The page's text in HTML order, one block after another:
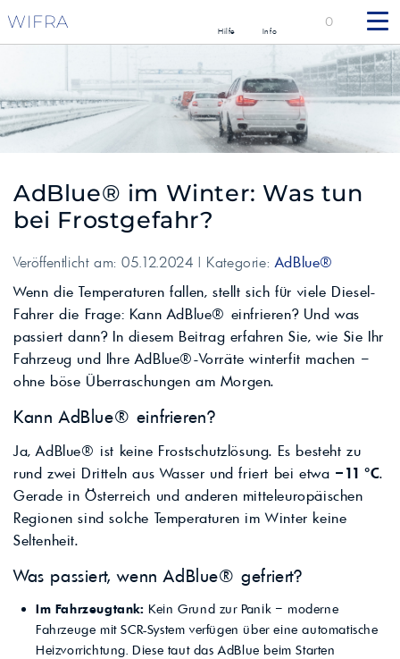
WIFRA Hilfe Info
0
AdBlue® im Winter: Was tun
bei Frostgefahr?
Veröffentlicht am: 05.12.2024 | Kategorie:AdBlue®
Wenn die Temperaturen fallen, stellt sich für viele Diesel-
Fahrer die Frage: Kann AdBlue® einfrieren? Und was
passiert dann? In diesem Beitrag erfahren Sie, wie Sie Ihr
Fahrzeug und Ihre AdBlue®-Vorräte winterfit machen –
ohne böse Überraschungen am Morgen.
Kann AdBlue® einfrieren?
Ja, AdBlue® ist keine Frostschutzlösung. Es besteht zu
rund zwei Dritteln aus Wasser und friert bei etwa –11 °C.
Gerade in Österreich und anderen mitteleuropäischen
Regionen sind solche Temperaturen im Winter keine
Seltenheit.
Was passiert, wenn AdBlue® gefriert?
Im Fahrzeugtank: Kein Grund zur Panik – moderne
Fahrzeuge mit SCR-System verfügen über eine automatische
Heizvorrichtung. Diese taut das AdBlue beim Starten